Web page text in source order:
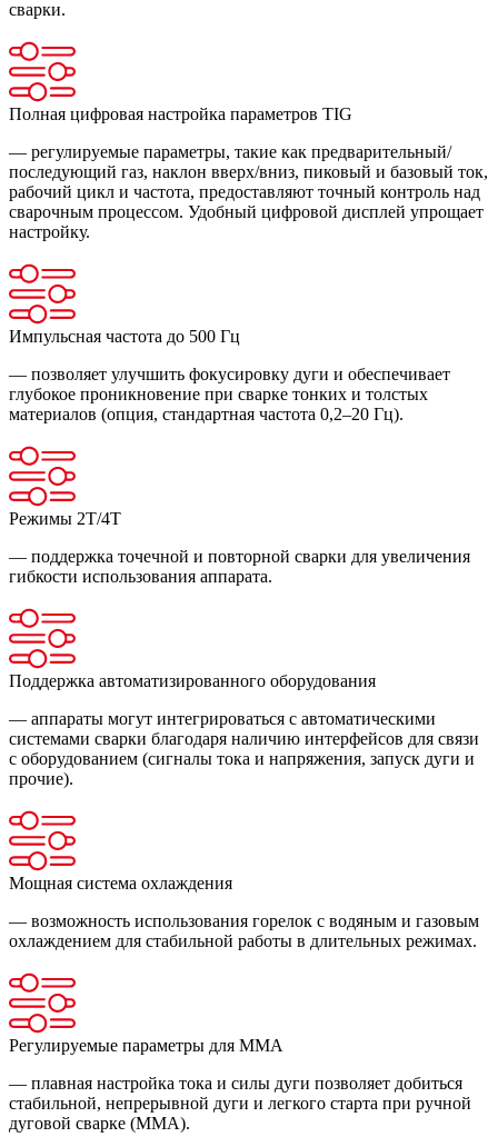
сварки.
Полная цифровая настройка параметров TIG
— регулируемые параметры, такие как предварительный/
последующий газ, наклон вверх/вниз, пиковый и базовый ток,
рабочий цикл и частота, предоставляют точный контроль над
сварочным процессом. Удобный цифровой дисплей упрощает
настройку.
Импульсная частота до 500 Гц
— позволяет улучшить фокусировку дуги и обеспечивает
глубокое проникновение при сварке тонких и толстых
материалов (опция, стандартная частота 0,2–20 Гц).
Режимы 2T/4T
— поддержка точечной и повторной сварки для увеличения
гибкости использования аппарата.
Поддержка автоматизированного оборудования
— аппараты могут интегрироваться с автоматическими
системами сварки благодаря наличию интерфейсов для связи
с оборудованием (сигналы тока и напряжения, запуск дуги и
прочие).
Мощная система охлаждения
— возможность использования горелок с водяным и газовым
охлаждением для стабильной работы в длительных режимах.
Регулируемые параметры для MMA
— плавная настройка тока и силы дуги позволяет добиться
стабильной, непрерывной дуги и легкого старта при ручной
дуговой сварке (MMA).